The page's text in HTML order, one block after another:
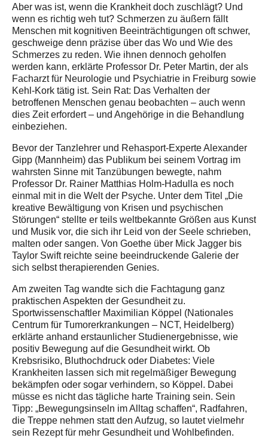
Aber was ist, wenn die Krankheit doch zuschlägt? Und
wenn es richtig weh tut? Schmerzen zu äußern fällt
Menschen mit kognitiven Beeinträchtigungen oft schwer,
geschweige denn präzise über das Wo und Wie des
Schmerzes zu reden. Wie ihnen dennoch geholfen
werden kann, erklärte Professor Dr. Peter Martin, der als
Facharzt für Neurologie und Psychiatrie in Freiburg sowie
Kehl-Kork tätig ist. Sein Rat: Das Verhalten der
betroffenen Menschen genau beobachten – auch wenn
dies Zeit erfordert – und Angehörige in die Behandlung
einbeziehen.
Bevor der Tanzlehrer und Rehasport-Experte Alexander
Gipp (Mannheim) das Publikum bei seinem Vortrag im
wahrsten Sinne mit Tanzübungen bewegte, nahm
Professor Dr. Rainer Matthias Holm-Hadulla es noch
einmal mit in die Welt der Psyche. Unter dem Titel „Die
kreative Bewältigung von Krisen und psychischen
Störungen“ stellte er teils weltbekannte Größen aus Kunst
und Musik vor, die sich ihr Leid von der Seele schrieben,
malten oder sangen. Von Goethe über Mick Jagger bis
Taylor Swift reichte seine beeindruckende Galerie der
sich selbst therapierenden Genies.
Am zweiten Tag wandte sich die Fachtagung ganz
praktischen Aspekten der Gesundheit zu.
Sportwissenschaftler Maximilian Köppel (Nationales
Centrum für Tumorerkrankungen – NCT, Heidelberg)
erklärte anhand erstaunlicher Studienergebnisse, wie
positiv Bewegung auf die Gesundheit wirkt. Ob
Krebsrisiko, Bluthochdruck oder Diabetes: Viele
Krankheiten lassen sich mit regelmäßiger Bewegung
bekämpfen oder sogar verhindern, so Köppel. Dabei
müsse es nicht das tägliche harte Training sein. Sein
Tipp: „Bewegungsinseln im Alltag schaffen“, Radfahren,
die Treppe nehmen statt den Aufzug, so lautet vielmehr
sein Rezept für mehr Gesundheit und Wohlbefinden.